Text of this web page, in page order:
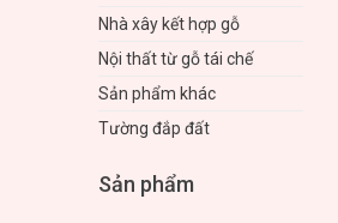
Nhà xây kết hợp gỗ
Nội thất từ gỗ tái chế
Sản phẩm khác
Tường đắp đất
Sản phẩm